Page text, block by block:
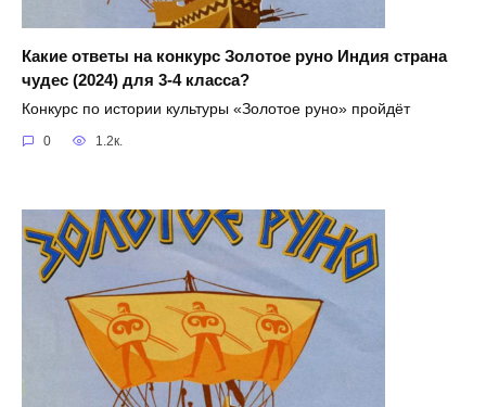
Какие ответы на конкурс Золотое руно Индия страна
чудес (2024) для 3-4 класса?
Конкурс по истории культуры «Золотое руно» пройдёт
0 1.2к.